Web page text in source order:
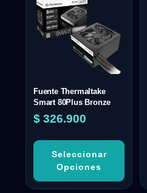
Fuente Thermaltake
Smart 80Plus Bronze
$ 326.900
Seleccionar
Opciones